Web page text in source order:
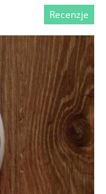
Recenzje